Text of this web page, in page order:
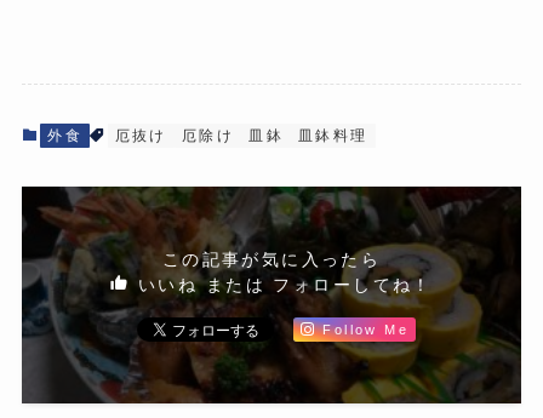
外食 厄抜け 厄除け 皿鉢 皿鉢料理
この記事が気に入ったら
いいね または フォローしてね！
Follow Me